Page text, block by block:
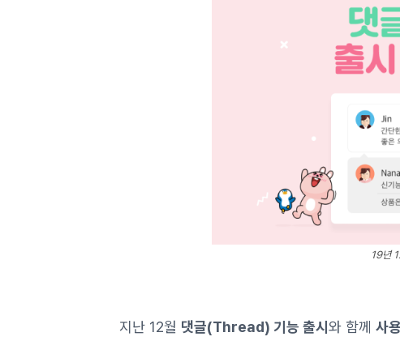
19년
지난 12월 댓글(Thread) 기능 출시 와 함께 사